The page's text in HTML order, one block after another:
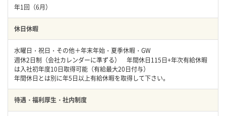
年1回（6月）
休日休暇
水曜日・祝日・その他＋年末年始・夏季休暇・GW
週休2日制（会社カレンダーに準ずる） 年間休日115日+年次有給休暇
は入社初年度10日取得可能（有給最大20日付与）
年間休日とは別に年5日以上有給休暇を取得して下さい。
待遇・福利厚生・社内制度